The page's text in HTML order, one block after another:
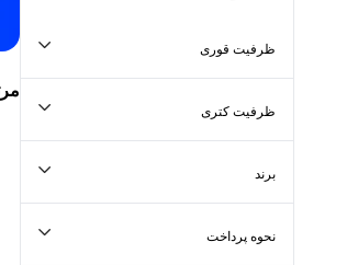
ظرفیت قوری
ظرفیت کتری
برند
نحوه پرداخت